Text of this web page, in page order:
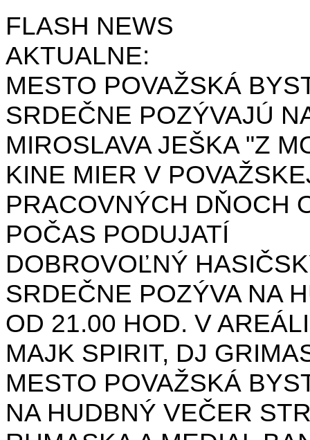
FLASH NEWS
AKTUALNE:
MESTO POVAŽSKÁ
SRDEČNE POZÝVAJÚ
MIROSLAVA JEŠKA "Z
KINE MIER V
PRACOVNÝCH DŇOCH
POČAS PODUJATÍ
DOBROVOĽNÝ
SRDEČNE POZÝVA NA
OD 21.00 HOD. V
MAJK SPIRIT, DJ
MESTO POVAŽSKÁ
NA HUDBNÝ VEČER